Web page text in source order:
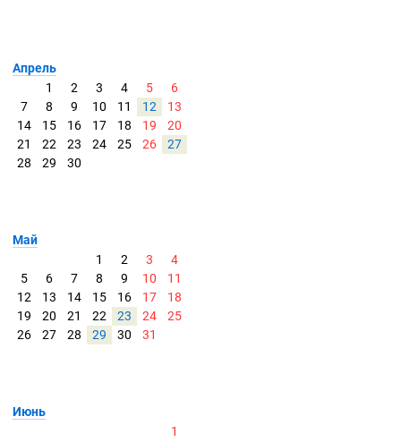
Апрель
1
2 3 4 5
6
7
8 9 10 11 12
13
14
15 16 17 18 19
20
21
22 23 24 25 26
27
28
29 30
Май
1
2 3
4
5
6 7 8 9 10
11
12
13 14 15 16 17
18
19
20 21 22 23 24
25
26
27 28 29 30 31
Июнь
1